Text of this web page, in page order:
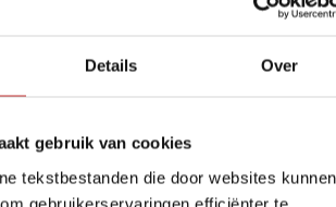
Details Over
gebruik van cookies
tekstbestanden die door websites kunnen
gebruikerservaringen efficiënter te